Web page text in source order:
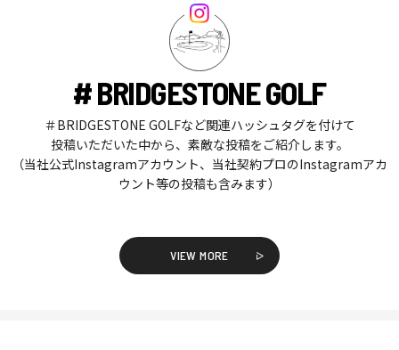
# BRIDGESTONE GOLF
＃BRIDGESTONE GOLFなど関連ハッシュタグを付けて
投稿いただいた中から、素敵な投稿をご紹介します。
（当社公式Instagramアカウント、当社契約プロのInstagramアカ
ウント等の投稿も含みます）
VIEW MORE